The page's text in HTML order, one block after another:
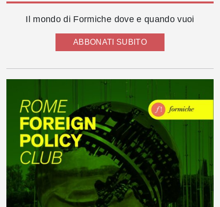
Il mondo di Formiche dove e quando vuoi
ABBONATI SUBITO